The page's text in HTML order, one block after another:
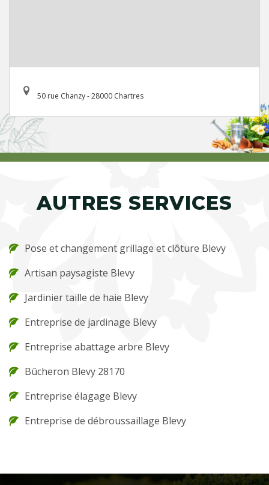
50 rue Chanzy - 28000 Chartres
AUTRES SERVICES
Pose et changement grillage et clôture Blevy
Artisan paysagiste Blevy
Jardinier taille de haie Blevy
Entreprise de jardinage Blevy
Entreprise abattage arbre Blevy
Bûcheron Blevy 28170
Entreprise élagage Blevy
Entreprise de débroussaillage Blevy